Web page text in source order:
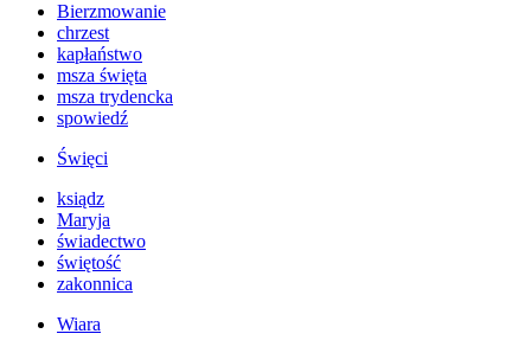
Bierzmowanie
chrzest
kapłaństwo
msza święta
msza trydencka
spowiedź
Święci
ksiądz
Maryja
świadectwo
świętość
zakonnica
Wiara